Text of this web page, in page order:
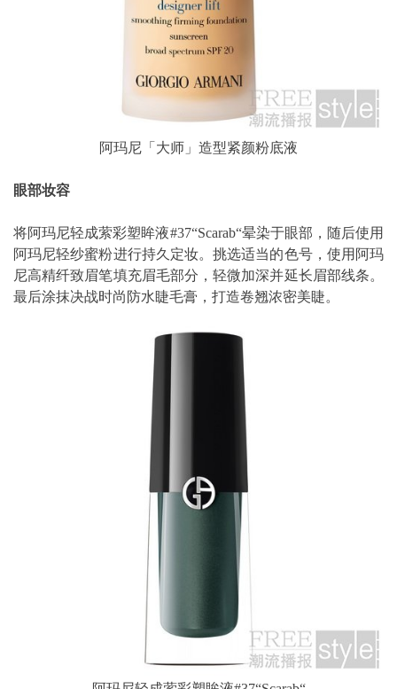
阿玛尼「大师」造型紧颜粉底液
眼部妆容
将阿玛尼轻成萦彩塑眸液#37“Scarab“晕染于眼部，随后使用
阿玛尼轻纱蜜粉进行持久定妆。挑选适当的色号，使用阿玛
尼高精纤致眉笔填充眉毛部分，轻微加深并延长眉部线条。
最后涂抹决战时尚防水睫毛膏，打造卷翘浓密美睫。